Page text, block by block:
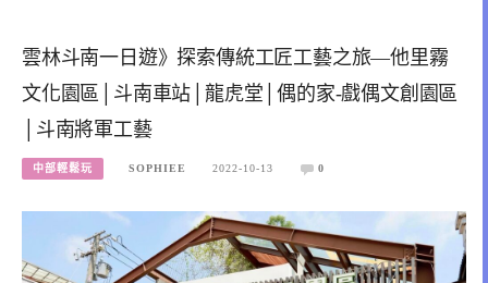
雲林斗南一日遊》探索傳統工匠工藝之旅—他里霧
文化園區│斗南車站│龍虎堂│偶的家-戲偶文創園區
│斗南將軍工藝
中部輕鬆玩 SOPHIEE 2022-10-13 0